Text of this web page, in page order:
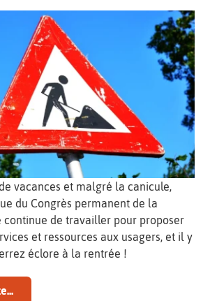
vacances et malgré la canicule,
du Congrès permanent de la
continue de travailler pour proposer
et ressources aux usagers, et il y
éclore à la rentrée !